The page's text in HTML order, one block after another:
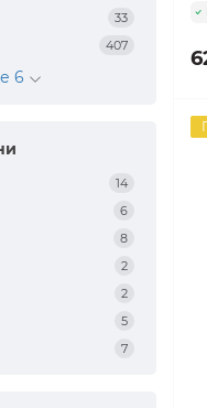
33
407
6
14
6
8
2
2
5
7